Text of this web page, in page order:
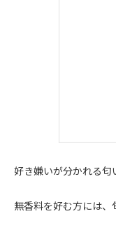
好き嫌いが分かれる匂
無香料を好む方には、